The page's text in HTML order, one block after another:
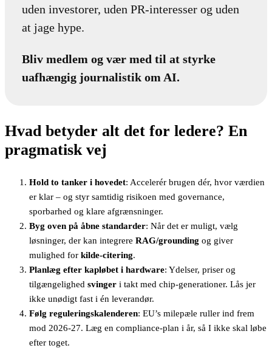
uden investorer, uden PR-interesser og uden
at jage hype.
Bliv medlem og vær med til at styrke
uafhængig journalistik om AI.
Hvad betyder alt det for ledere? En
pragmatisk vej
Hold to tanker i hovedet: Accelerér brugen dér, hvor værdien
er klar – og styr samtidig risikoen med governance,
sporbarhed og klare afgrænsninger.
Byg oven på åbne standarder: Når det er muligt, vælg
løsninger, der kan integrere RAG/grounding og giver
mulighed for kilde-citering.
Planlæg efter kapløbet i hardware: Ydelser, priser og
tilgængelighed svinger i takt med chip-generationer. Lås jer
ikke unødigt fast i én leverandør.
Følg reguleringskalenderen: EU’s milepæle ruller ind frem
mod 2026-27. Læg en compliance-plan i år, så I ikke skal løbe
efter toget.